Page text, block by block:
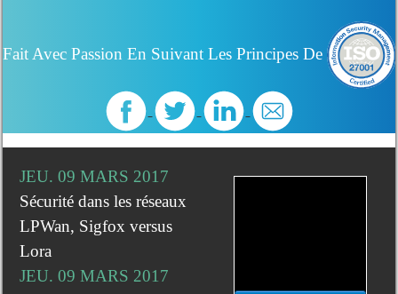
Fait Avec Passion En Suivant Les Principes De
JEU. 09 MARS 2017
Sécurité dans les réseaux
LPWan, Sigfox versus
Lora
JEU. 09 MARS 2017